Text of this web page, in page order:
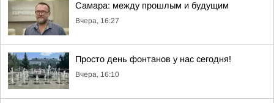
Самара: между прошлым и будущим
Вчера, 16:27
Просто день фонтанов у нас сегодня!
Вчера, 16:10